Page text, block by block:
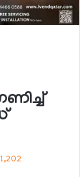
1,202